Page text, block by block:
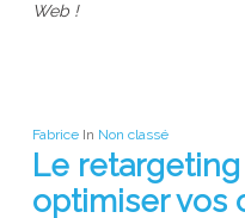
Web !
Fabrice In Non classé
Le
optimiser vos